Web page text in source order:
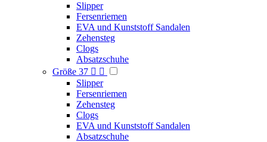
Slipper
Fersenriemen
EVA und Kunststoff Sandalen
Zehensteg
Clogs
Absatzschuhe
Größe 37  
Slipper
Fersenriemen
Zehensteg
Clogs
EVA und Kunststoff Sandalen
Absatzschuhe